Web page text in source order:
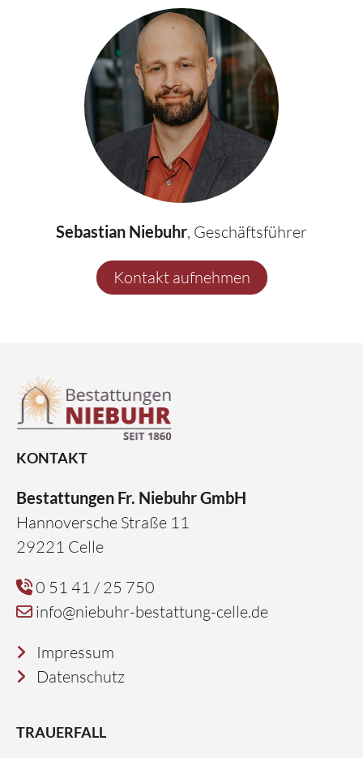
Sebastian Niebuhr, Geschäftsführer
Kontakt aufnehmen
KONTAKT
Bestattungen Fr. Niebuhr GmbH
Hannoversche Straße 11
29221 Celle
0 51 41 / 25 750
info@niebuhr-bestattung-celle.de
Impressum
Datenschutz
TRAUERFALL